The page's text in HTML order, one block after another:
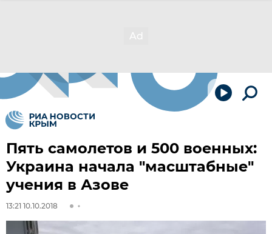
Пять самолетов и 500 военных:
Украина начала "масштабные"
учения в Азове
13:21 10.10.2018